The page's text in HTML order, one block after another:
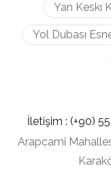
Yan Keskı
Yol Dubası
İletişim : (+90)
Arapcami